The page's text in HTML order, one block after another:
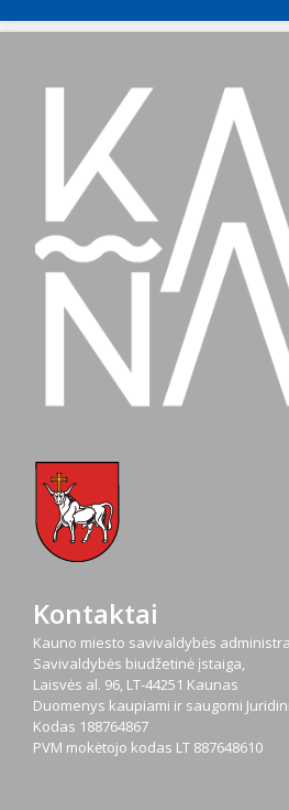
Kontaktai
Kauno miesto savivaldybės
Savivaldybės biudžetinė įstaiga,
Laisvės al. 96, LT-44251 Kaunas
Duomenys kaupiami ir saugomi
Kodas 188764867
PVM mokėtojo kodas LT 887648610